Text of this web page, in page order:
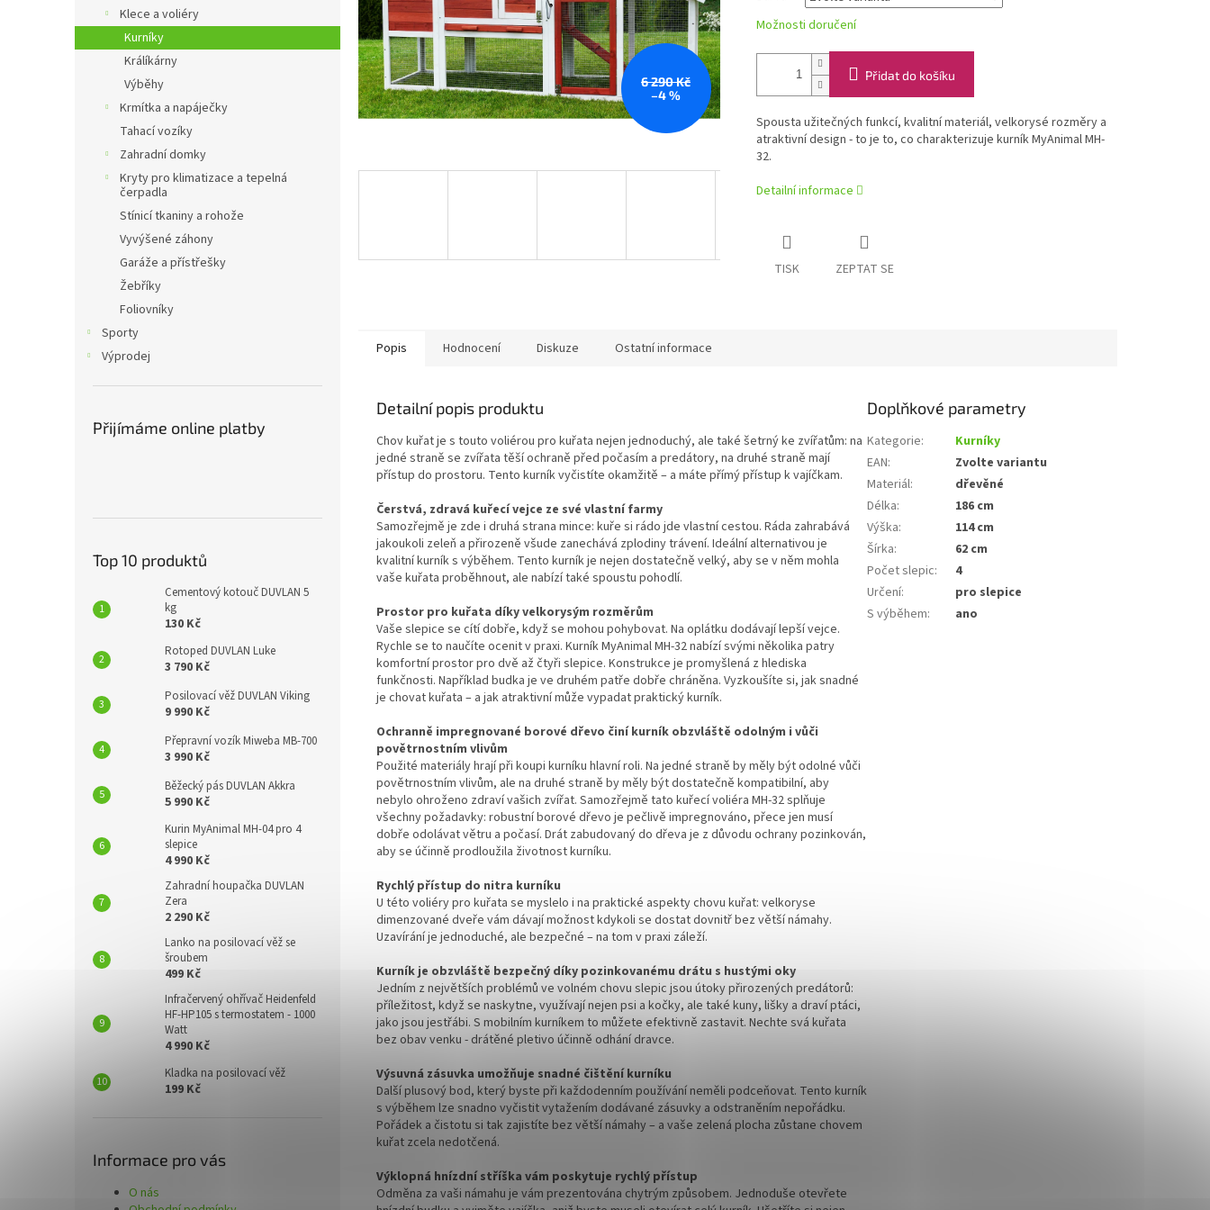
e
l
Klece a voliéry
Kurníky
Králíkárny
Výběhy
Krmítka a napáječky
Tahací vozíky
Zahradní domky
Kryty pro klimatizace a tepelná
čerpadla
Stínicí tkaniny a rohože
Vyvýšené záhony
Garáže a přístřešky
Žebříky
Foliovníky
Sporty
Výprodej
Přijímáme online platby
Top 10 produktů
Cementový kotouč DUVLAN 5
kg
130 Kč
Rotoped DUVLAN Luke
3 790 Kč
Posilovací věž DUVLAN Viking
9 990 Kč
Přepravní vozík Miweba MB-700
3 990 Kč
Běžecký pás DUVLAN Akkra
5 990 Kč
Kurin MyAnimal MH-04 pro 4
slepice
4 990 Kč
Zahradní houpačka DUVLAN
Zera
2 290 Kč
Lanko na posilovací věž se
šroubem
499 Kč
Infračervený ohřívač Heidenfeld
HF-HP105 s termostatem - 1000
Watt
4 990 Kč
Kladka na posilovací věž
199 Kč
Informace pro vás
O nás
6 290 Kč
–4 %
Možnosti doručení
Přidat do košíku
Spousta užitečných funkcí, kvalitní materiál, velkorysé rozměry a
atraktivní design - to je to, co charakterizuje kurník MyAnimal MH-
32.
Detailní informace
TISK ZEPTAT SE
Popis Hodnocení Diskuze Ostatní informace
Detailní popis produktu
Chov kuřat je s touto voliérou pro kuřata nejen jednoduchý, ale také šetrný ke zvířatům: na
jedné straně se zvířata těší ochraně před počasím a predátory, na druhé straně mají
přístup do prostoru. Tento kurník vyčistíte okamžitě – a máte přímý přístup k vajíčkam.
Čerstvá, zdravá kuřecí vejce ze své vlastní farmy
Samozřejmě je zde i druhá strana mince: kuře si rádo jde vlastní cestou. Ráda zahrabává
jakoukoli zeleň a přirozeně všude zanechává zplodiny trávení. Ideální alternativou je
kvalitní kurník s výběhem. Tento kurník je nejen dostatečně velký, aby se v něm mohla
vaše kuřata proběhnout, ale nabízí také spoustu pohodlí.
Prostor pro kuřata díky velkorysým rozměrům
Vaše slepice se cítí dobře, když se mohou pohybovat. Na oplátku dodávají lepší vejce.
Rychle se to naučíte ocenit v praxi. Kurník MyAnimal MH-32 nabízí svými několika patry
komfortní prostor pro dvě až čtyři slepice. Konstrukce je promyšlená z hlediska
funkčnosti. Například budka je ve druhém patře dobře chráněna. Vyzkoušíte si, jak snadné
je chovat kuřata – a jak atraktivní může vypadat praktický kurník.
Ochranně impregnované borové dřevo činí kurník obzvláště odolným i vůči
povětrnostním vlivům
Použité materiály hrají při koupi kurníku hlavní roli. Na jedné straně by měly být odolné vůči
povětrnostním vlivům, ale na druhé straně by měly být dostatečně kompatibilní, aby
nebylo ohroženo zdraví vašich zvířat. Samozřejmě tato kuřecí voliéra MH-32 splňuje
všechny požadavky: robustní borové dřevo je pečlivě impregnováno, přece jen musí
dobře odolávat větru a počasí. Drát zabudovaný do dřeva je z důvodu ochrany pozinkován,
aby se účinně prodloužila životnost kurníku.
Rychlý přístup do nitra kurníku
U této voliéry pro kuřata se myslelo i na praktické aspekty chovu kuřat: velkoryse
dimenzované dveře vám dávají možnost kdykoli se dostat dovnitř bez větší námahy.
Uzavírání je jednoduché, ale bezpečné – na tom v praxi záleží.
Kurník je obzvláště bezpečný díky pozinkovanému drátu s hustými oky
Jedním z největších problémů ve volném chovu slepic jsou útoky přirozených predátorů:
příležitost, když se naskytne, využívají nejen psi a kočky, ale také kuny, lišky a draví ptáci,
jako jsou jestřábi. S mobilním kurníkem to můžete efektivně zastavit. Nechte svá kuřata
bez obav venku - drátěné pletivo účinně odhání dravce.
Výsuvná zásuvka umožňuje snadné čištění kurníku
Další plusový bod, který byste při každodenním používání neměli podceňovat. Tento kurník
s výběhem lze snadno vyčistit vytažením dodávané zásuvky a odstraněním nepořádku.
Pořádek a čistotu si tak zajistíte bez větší námahy – a vaše zelená plocha zůstane chovem
kuřat zcela nedotčená.
Výklopná hnízdní stříška vám poskytuje rychlý přístup
Odměna za vaši námahu je vám prezentována chytrým způsobem. Jednoduše otevřete
Doplňkové parametry
Kategorie:
Kurníky
EAN:
Zvolte variantu
Materiál:
dřevěné
Délka:
186 cm
Výška:
114 cm
Šírka:
62 cm
Počet slepic:
4
Určení:
pro slepice
S výběhem: ano